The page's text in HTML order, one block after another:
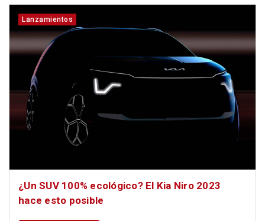
Lanzamientos
¿Un SUV 100% ecológico? El Kia Niro 2023
hace esto posible